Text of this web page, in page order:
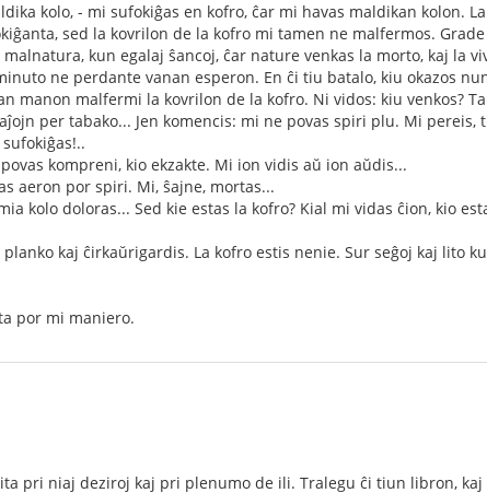
kolo, - mi sufokiĝas en kofro, ĉar mi havas maldikan kolon.
sed la kovrilon de la kofro mi tamen ne malfermos.
kun egalaj ŝancoj, ĉar nature venkas la morto, kaj la
ne perdante vanan esperon. En ĉi tiu batalo, kiu okazos
manon malfermi la kovrilon de la kofro. Ni vidos: kiu venkos?
per tabako... Jen komencis: mi ne povas spiri plu. Mi pereis,
kompreni, kio ekzakte. Mi ion vidis aŭ ion aŭdis...
aeron por spiri. Mi, ŝajne, mortas...
kolo doloras... Sed kie estas la kofro? Kial mi vidas ĉion, kio
kaj ĉirkaŭrigardis. La kofro estis nenie. Sur seĝoj kaj lito
por mi maniero.
pri niaj deziroj kaj pri plenumo de ili. Tralegu ĉi tiun libron,